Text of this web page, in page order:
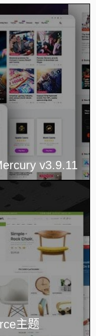
v3.9.11
主题